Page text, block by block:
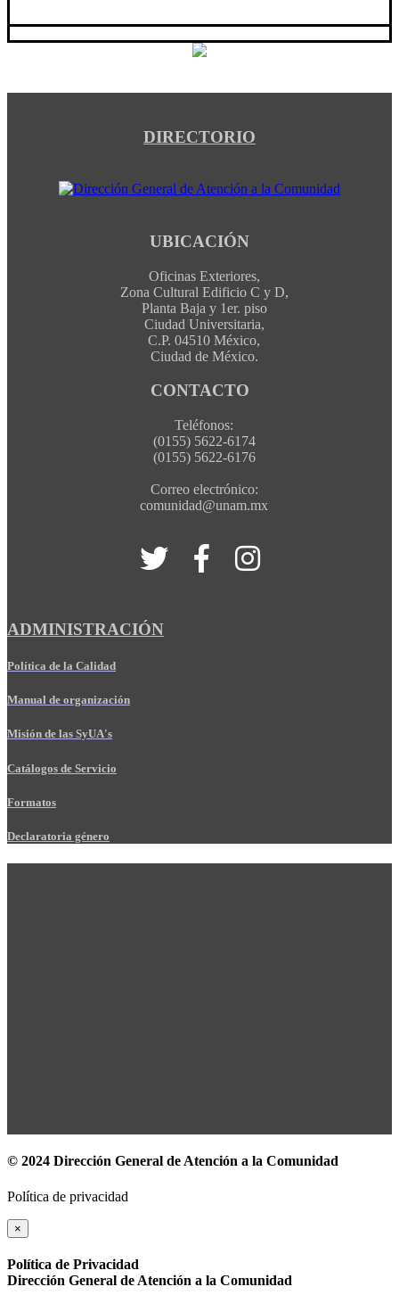
DIRECTORIO
UBICACIÓN
Oficinas Exteriores,
Zona Cultural Edificio C y D,
Planta Baja y 1er. piso
Ciudad Universitaria,
C.P. 04510 México,
Ciudad de México.
CONTACTO
Teléfonos:
(0155) 5622-6174
(0155) 5622-6176
Correo electrónico:
comunidad@unam.mx
ADMINISTRACIÓN
Política de la Calidad
Manual de organización
Misión de las SyUA's
Catálogos de Servicio
Formatos
Declaratoria género
© 2024 Dirección General de Atención a la Comunidad
Política de privacidad
×
Política de Privacidad
Dirección General de Atención a la Comunidad